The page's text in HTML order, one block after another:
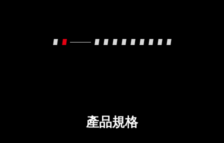
產品規格